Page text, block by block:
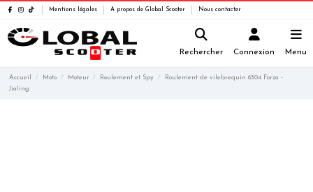
Mentions légales A propos de Global Scooter Nous contacter
Rechercher Connexion Menu
Accueil Moto Moteur Roulement et Spy
Roulement de vilebrequin 6304 Forza -
Jialing